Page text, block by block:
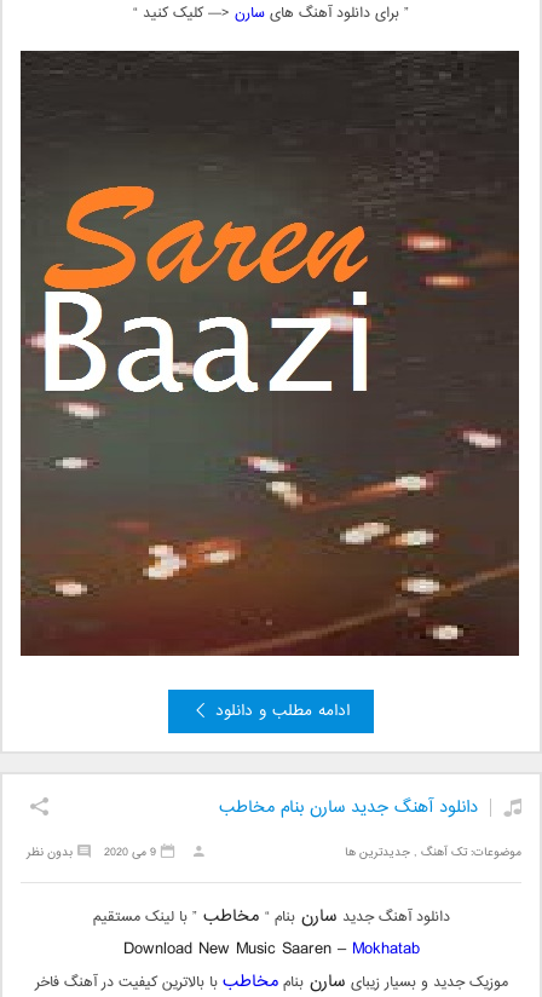
” برای دانلود آهنگ هایسارن <— کلیک کنید “
ادامه مطلب و دانلود
دانلود آهنگ جدید سارن بنام مخاطب
موضوعات:تک آهنگ ,جدیدترین ها بدون نظر 9 می 2020
دانلود آهنگ جدید سارنبنام “ مخاطب” با لینک مستقیم
Download New Music Saaren – Mokhatab
موزیک جدید و بسیار زیبای سارنبناممخاطببا بالاترین کیفیت در آهنگ فاخر